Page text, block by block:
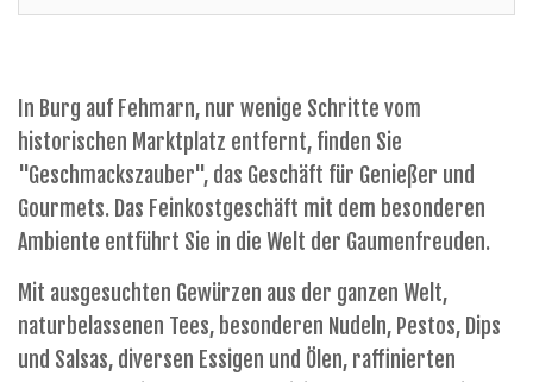
In Burg auf Fehmarn, nur wenige Schritte vom
historischen Marktplatz entfernt, finden Sie
"Geschmackszauber", das Geschäft für Genießer und
Gourmets. Das Feinkostgeschäft mit dem besonderen
Ambiente entführt Sie in die Welt der Gaumenfreuden.
Mit ausgesuchten Gewürzen aus der ganzen Welt,
naturbelassenen Tees, besonderen Nudeln, Pestos, Dips
und Salsas, diversen Essigen und Ölen, raffinierten